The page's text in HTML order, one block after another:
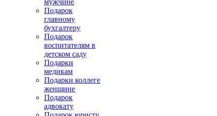
мужчине
Подарок
главному
бухгалтеру
Подарок
воспитателям в
детском саду
Подарки
медикам
Подарки коллеге
женщине
Подарок
адвокату